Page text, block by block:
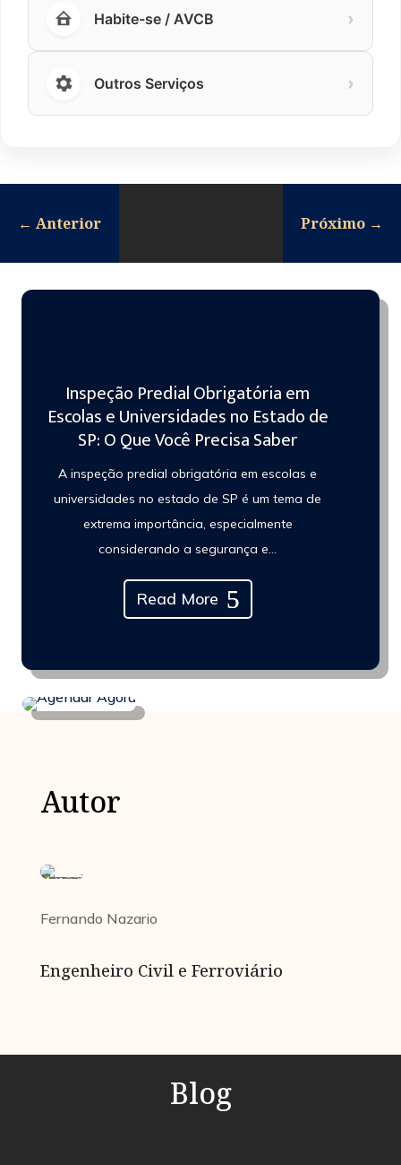
Habite-se / AVCB ›
Outros Serviços ›
← Anterior Próximo →
Inspeção Predial Obrigatória em
Escolas e Universidades no Estado de
SP: O Que Você Precisa Saber
A inspeção predial obrigatória em escolas e
universidades no estado de SP é um tema de
extrema importância, especialmente
considerando a segurança e...
Read More
Autor
Fernando Nazario
Engenheiro Civil e Ferroviário
Blog